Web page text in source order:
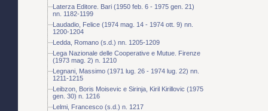
Laterza Editore. Bari (1950 feb. 6 - 1975 gen. 21)
nn. 1182-1199
Laudadio, Felice (1974 mag. 14 - 1974 ott. 9) nn.
1200-1204
Ledda, Romano (s.d.) nn. 1205-1209
Lega Nazionale delle Cooperative e Mutue. Firenze
(1973 mag. 2) n. 1210
Legnani, Massimo (1971 lug. 26 - 1974 lug. 22) nn.
1211-1215
Leibzon, Boris Moisevic e Sirinja, Kiril Kirillovic (1975
gen. 30) n. 1216
Lelmi, Francesco (s.d.) n. 1217